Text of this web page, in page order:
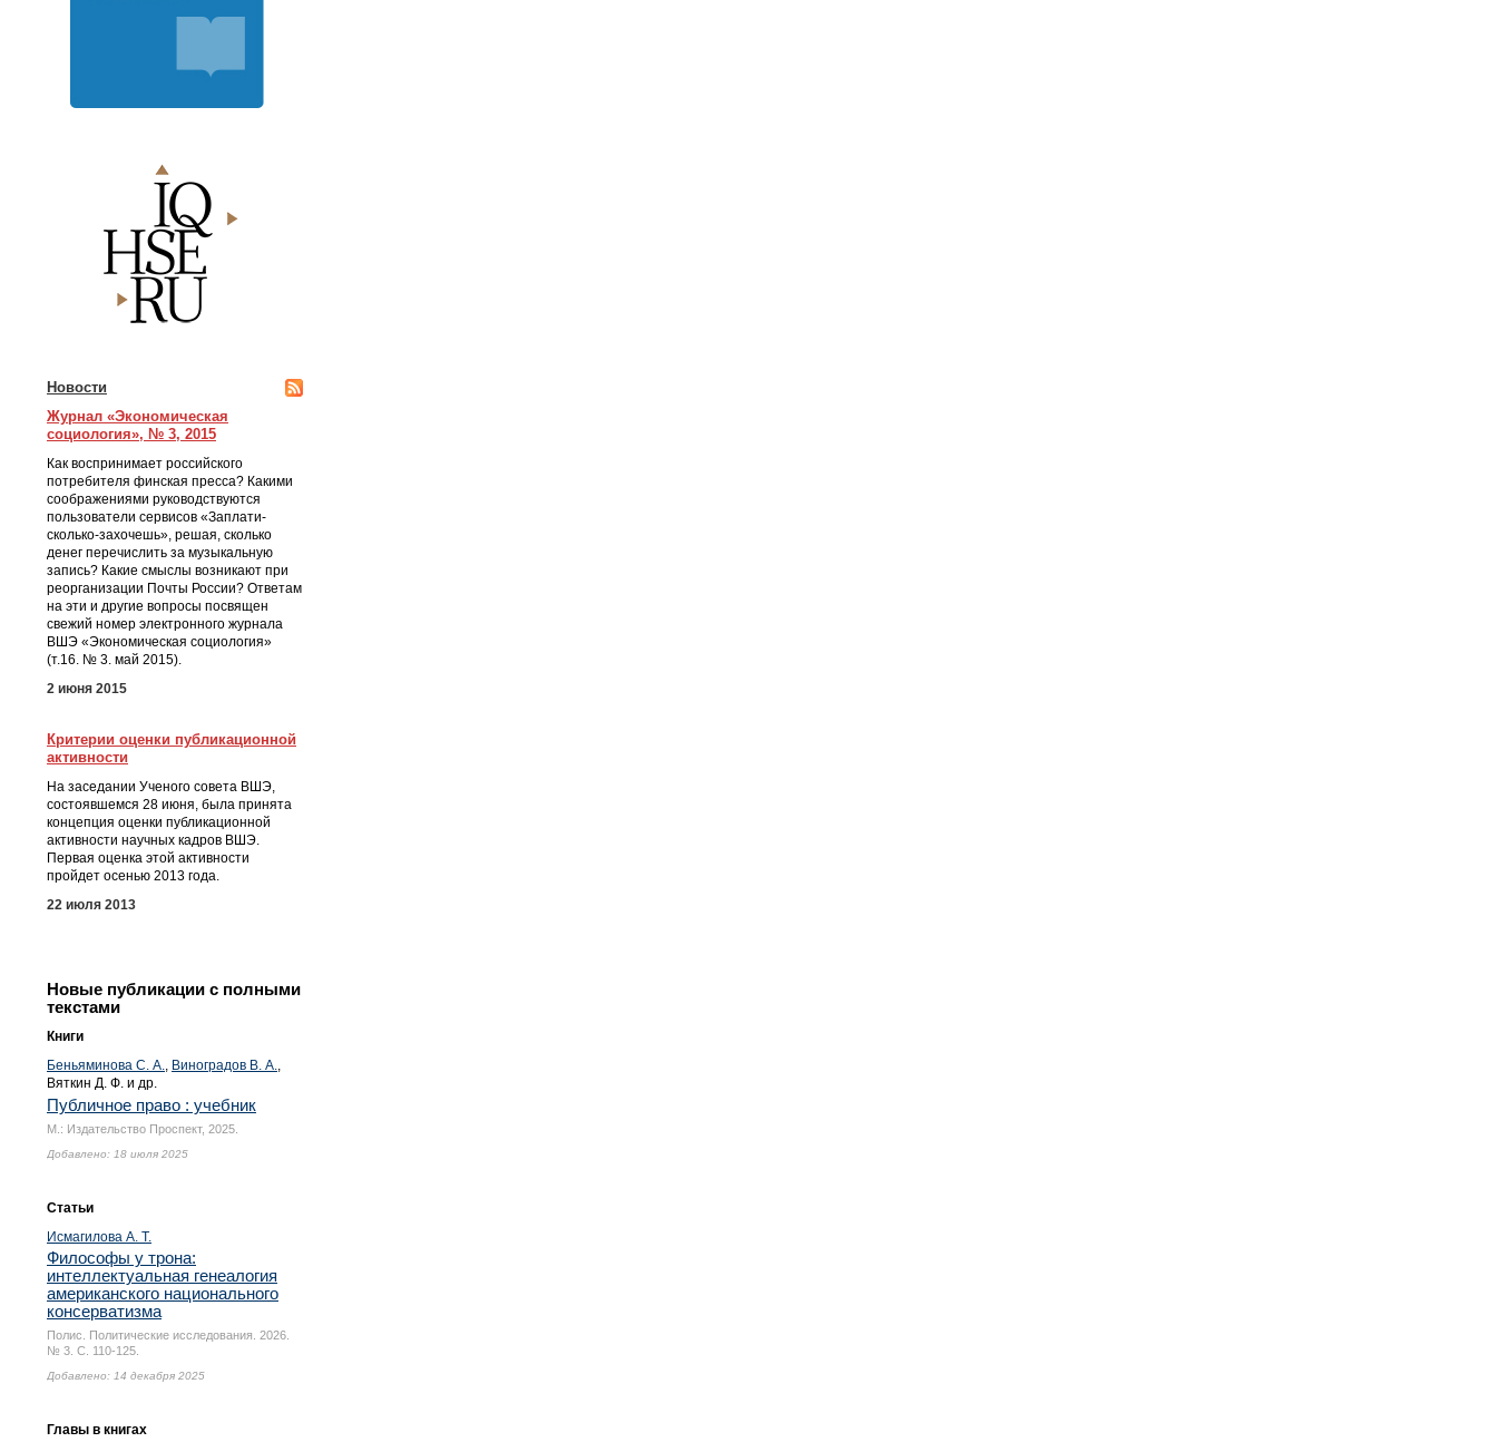
Новости
Журнал «Экономическая
социология», № 3, 2015
Как воспринимает российского
потребителя финская пресса? Какими
соображениями руководствуются
пользователи сервисов «Заплати-
сколько-захочешь», решая, сколько
денег перечислить за музыкальную
запись? Какие смыслы возникают при
реорганизации Почты России? Ответам
на эти и другие вопросы посвящен
свежий номер электронного журнала
ВШЭ «Экономическая социология»
(т.16. № 3. май 2015).
2 июня 2015
Критерии оценки публикационной
активности
На заседании Ученого совета ВШЭ,
состоявшемся 28 июня, была принята
концепция оценки публикационной
активности научных кадров ВШЭ.
Первая оценка этой активности
пройдет осенью 2013 года.
22 июля 2013
Новые публикации с полными
текстами
Книги
Беньяминова С. А., Виноградов В. А.,
Вяткин Д. Ф. и др.
Публичное право : учебник
М.: Издательство Проспект, 2025.
Добавлено: 18 июля 2025
Статьи
Исмагилова А. Т.
Философы у трона:
интеллектуальная генеалогия
американского национального
консерватизма
Полис. Политические исследования. 2026.
№ 3. С. 110-125.
Добавлено: 14 декабря 2025
Главы в книгах